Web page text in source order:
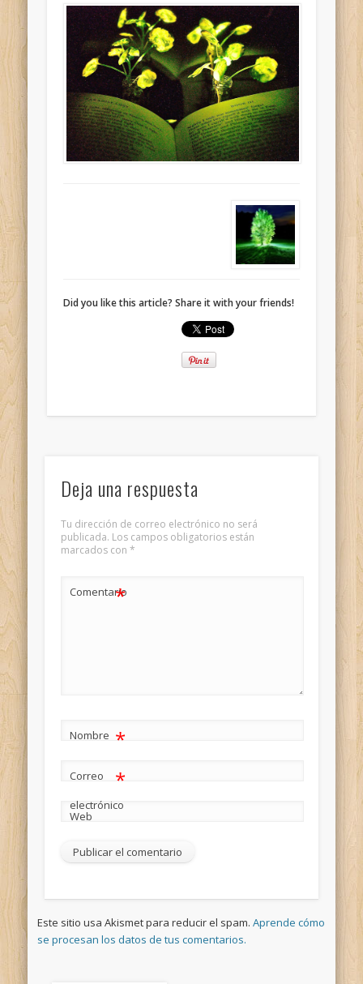
Did you like this article? Share it with your friends!
Deja una respuesta
Tu dirección de correo electrónico no será
publicada. Los campos obligatorios están
marcados con *
Comentario
*
Nombre *
Correo
electrónico
*
Web
Este sitio usa Akismet para reducir el spam.Aprende cómo
se procesan los datos de tus comentarios.